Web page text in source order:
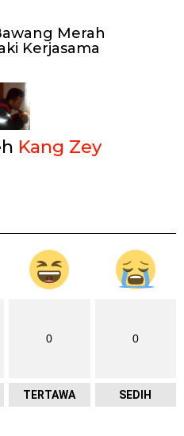
Merah
Kerjasama
Kang Zey
0
TERTAWA
0
SEDIH